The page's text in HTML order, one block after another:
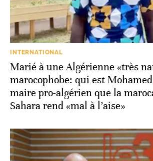
INTERNATIONAL
Marié à une Algérienne «très
marocophobe: qui est
maire pro-algérien que la
Sahara rend «mal à l’aise»